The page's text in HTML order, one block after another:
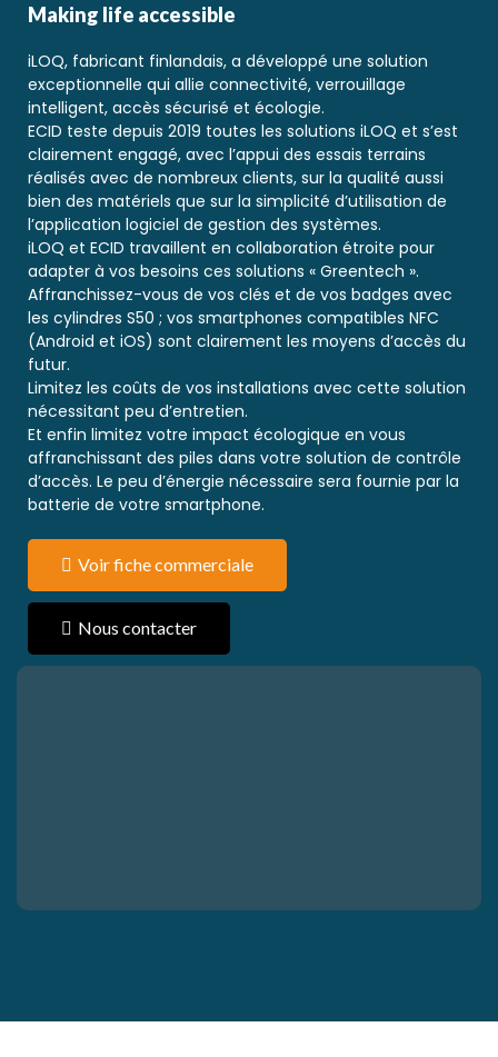
Making life accessible
iLOQ, fabricant finlandais, a développé une solution
exceptionnelle qui allie connectivité, verrouillage
intelligent, accès sécurisé et écologie.
ECID teste depuis 2019 toutes les solutions iLOQ et s’est
clairement engagé, avec l’appui des essais terrains
réalisés avec de nombreux clients, sur la qualité aussi
bien des matériels que sur la simplicité d’utilisation de
l’application logiciel de gestion des systèmes.
iLOQ et ECID travaillent en collaboration étroite pour
adapter à vos besoins ces solutions « Greentech ».
Affranchissez-vous de vos clés et de vos badges avec
les cylindres S50 ; vos smartphones compatibles NFC
(Android et iOS) sont clairement les moyens d’accès du
futur.
Limitez les coûts de vos installations avec cette solution
nécessitant peu d’entretien.
Et enfin limitez votre impact écologique en vous
affranchissant des piles dans votre solution de contrôle
d’accès. Le peu d’énergie nécessaire sera fournie par la
batterie de votre smartphone.
Voir fiche commerciale
Nous contacter